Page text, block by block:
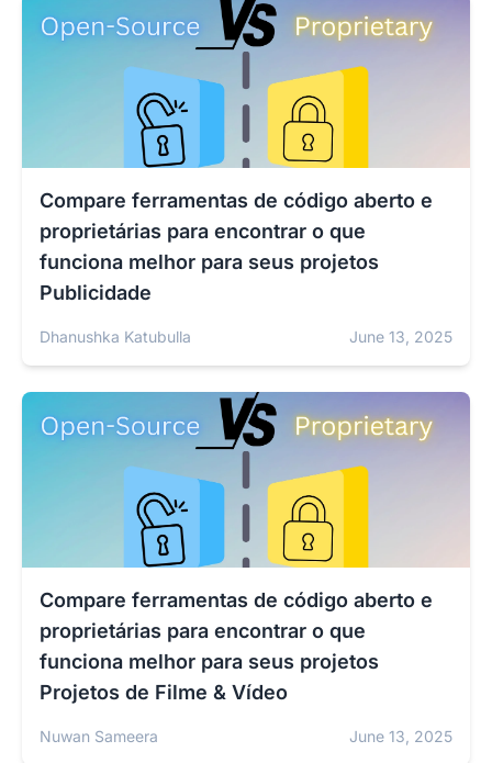
Compare ferramentas de código aberto e
proprietárias para encontrar o que
funciona melhor para seus projetos
Publicidade
Dhanushka Katubulla June 13, 2025
Compare ferramentas de código aberto e
proprietárias para encontrar o que
funciona melhor para seus projetos
Projetos de Filme & Vídeo
Nuwan Sameera June 13, 2025